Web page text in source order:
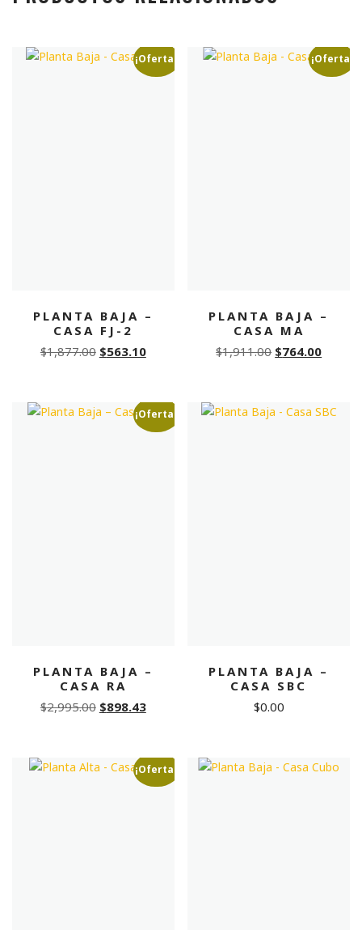
¡Oferta!
PLANTA BAJA –
CASA FJ-2
$1,877.00 Original
$1,877.00.
$563.10Current
$563.10.
¡Oferta!
PLANTA BAJA –
CASA MA
$1,911.00 Original
$1,911.00.
$764.00
¡Oferta!
PLANTA BAJA –
CASA RA
$2,995.00 Original
$2,995.00.
$898.43Current
$898.43.
PLANTA BAJA –
CASA SBC
$0.00
¡Oferta!